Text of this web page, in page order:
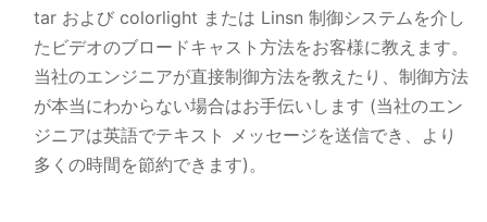
tar および colorlight または Linsn 制御システムを介し
たビデオのブロードキャスト方法をお客様に教えます。
当社のエンジニアが直接制御方法を教えたり、制御方法
が本当にわからない場合はお手伝いします (当社のエン
ジニアは英語でテキスト メッセージを送信でき、より
多くの時間を節約できます)。